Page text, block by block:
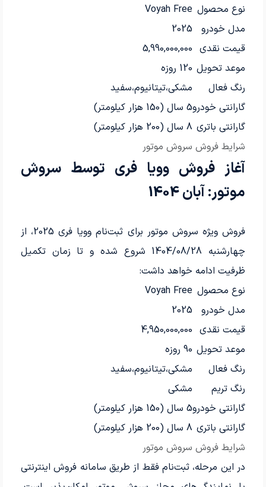
شرایط فروش سروش موتور
نوع محصول Voyah Free
مدل خودرو
2025
قیمت نقدی 5,990,000,000
موعد تحویل 120 روزه
رنگ فعال
مشکی،تیتانیوم،سفید
گارانتی خودرو5 سال (150 هزار کیلومتر)
گارانتی باتری 8 سال (200 هزار کیلومتر)
آغاز فروش وویا فری توسط سروش
موتور: آبان 1404
فروش ویژه سروش موتور برای ثبت‌نام وویا فری 2025، از
چهارشنبه 1404/08/28 شروع شده و تا زمان تکمیل
ظرفیت ادامه خواهد داشت:
شرایط فروش سروش موتور
نوع محصول Voyah Free
مدل خودرو
2025
قیمت نقدی 4,950,000,000
موعد تحویل 90 روزه
رنگ فعال
مشکی،تیتانیوم،سفید
رنگ تریم
مشکی
گارانتی خودرو5 سال (150 هزار کیلومتر)
گارانتی باتری 8 سال (200 هزار کیلومتر)
در این مرحله، ثبت‌نام فقط از طریق سامانه فروش اینترنتی